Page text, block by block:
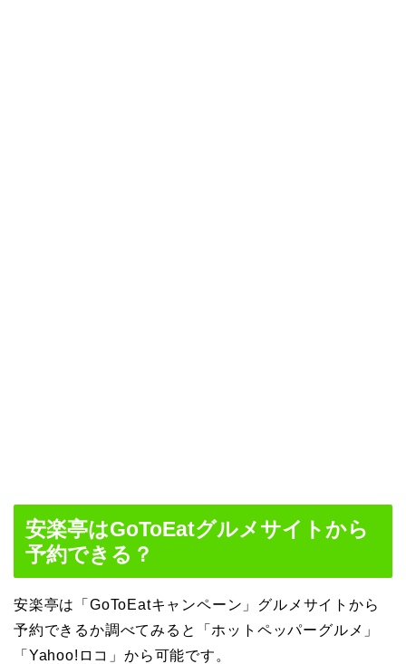
安楽亭はGoToEatグルメサイトから
予約できる？
安楽亭は「GoToEatキャンペーン」グルメサイトから
予約できるか調べてみると「ホットペッパーグルメ」
「Yahoo!ロコ」から可能です。